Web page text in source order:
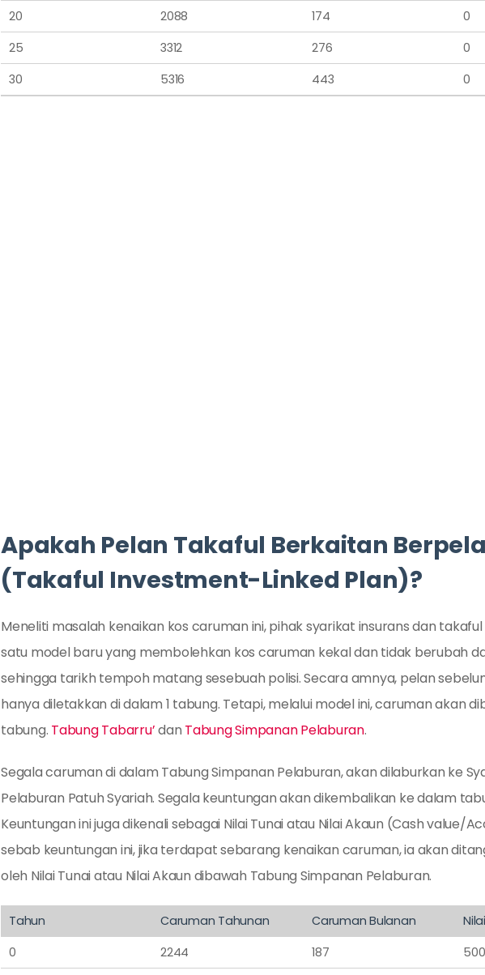
20
2088 174
0
25
3312 276
0
30
5316 443 0
Apakah Pelan Takaful Berkaitan
(Takaful Investment-Linked Plan)?
Meneliti masalah kenaikan kos caruman ini, pihak syarikat insurans dan
satu model baru yang membolehkan kos caruman kekal dan tidak berubah
sehingga tarikh tempoh matang sesebuah polisi. Secara amnya, pelan
hanya diletakkan di dalam 1 tabung. Tetapi, melalui model ini, caruman akan
tabung. Tabung Tabarru’dan Tabung Simpanan Pelaburan.
Segala caruman di dalam Tabung Simpanan Pelaburan, akan dilaburkan ke
Pelaburan Patuh Syariah. Segala keuntungan akan dikembalikan ke dalam
Keuntungan ini juga dikenali sebagai Nilai Tunai atau Nilai Akaun (Cash value/
sebab keuntungan ini, jika terdapat sebarang kenaikan caruman, ia akan
oleh Nilai Tunai atau Nilai Akaun dibawah Tabung Simpanan Pelaburan.
Tahun Caruman Tahunan Caruman Bulanan
0
2244 187
500